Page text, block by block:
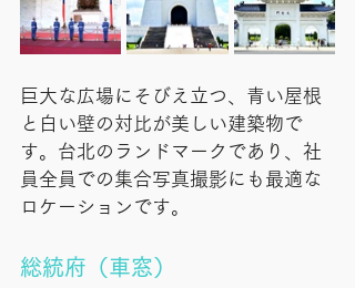
巨大な広場にそびえ立つ、青い屋根
と白い壁の対比が美しい建築物で
す。台北のランドマークであり、社
員全員での集合写真撮影にも最適な
ロケーションです。
総統府（車窓）